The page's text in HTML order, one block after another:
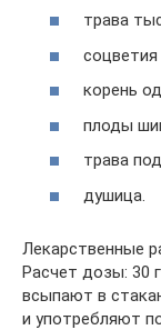
трава
корень
плоды
трава
душица.
Лекарственные
Расчет дозы: 30
всыпают в
и употребляют